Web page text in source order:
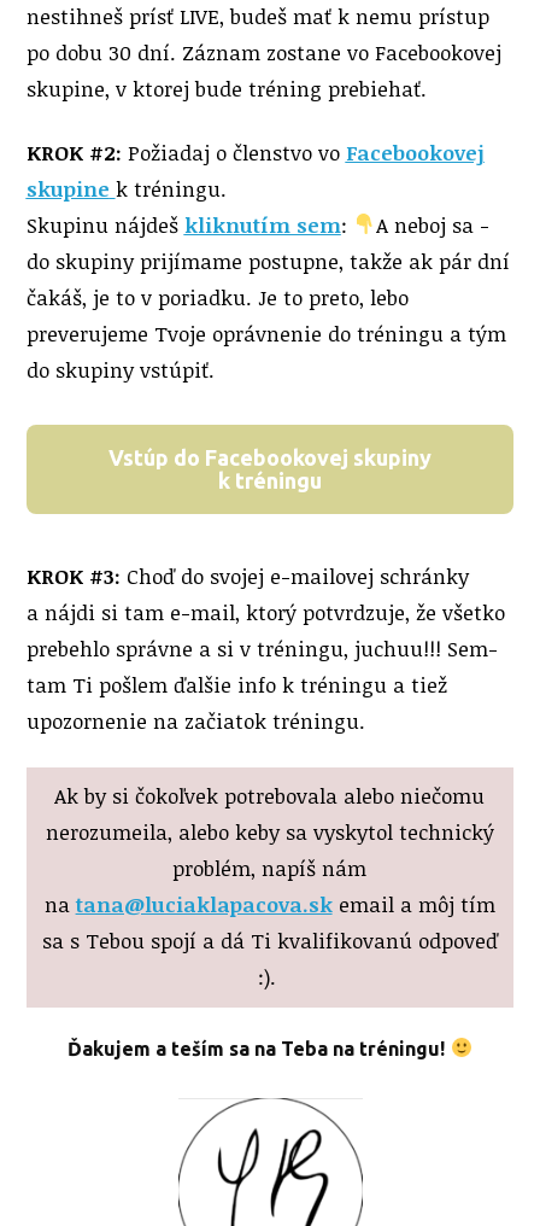
nestihneš prísť LIVE, budeš mať k nemu prístup
po dobu 30 dní. Záznam zostane vo Facebookovej
skupine, v ktorej bude tréning prebiehať.
KROK #2: Požiadaj o členstvo vo Facebookovej
skupine k tréningu.
Skupinu nájdeš kliknutím sem:
A neboj sa -
do skupiny prijímame postupne, takže ak pár dní
čakáš, je to v poriadku. Je to preto, lebo
preverujeme Tvoje oprávnenie do tréningu a tým
do skupiny vstúpiť.
Vstúp do Facebookovej skupiny
k tréningu
KROK #3: Choď do svojej e-mailovej schránky
a nájdi si tam e-mail, ktorý potvrdzuje, že všetko
prebehlo správne a si v tréningu, juchuu!!! Sem-
tam Ti pošlem ďalšie info k tréningu a tiež
upozornenie na začiatok tréningu.
Ak by si čokoľvek potrebovala alebo niečomu
nerozumeila, alebo keby sa vyskytol technický
problém, napíš nám
natana@luciaklapacova.skemail a môj tím
sa s Tebou spojí a dá Ti kvalifikovanú odpoveď
:).
Ďakujem a teším sa na Teba na tréningu!